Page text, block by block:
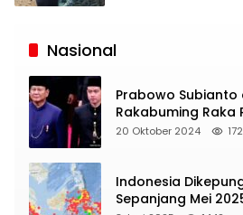
Siaran
Nasional
Prabowo Subianto
Rakabuming Raka
Presiden dan
20 Oktober 2024
Indonesia
Sepanjang Mei